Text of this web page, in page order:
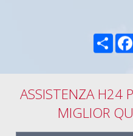
ASSISTENZA H24
MIGLIOR